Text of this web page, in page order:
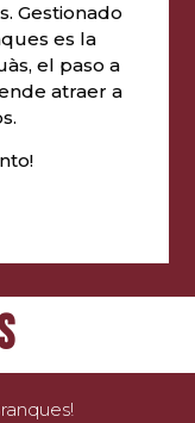
Gestionado
es la
el paso a
atraer a